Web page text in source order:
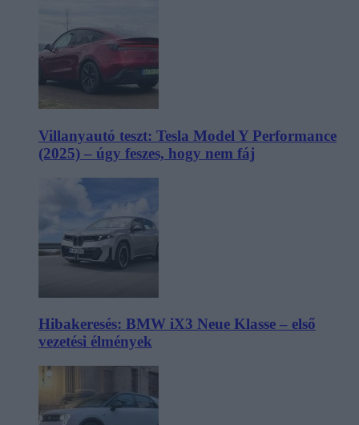
Villanyautó teszt: Tesla Model Y Performance
(2025) – úgy feszes, hogy nem fáj
Hibakeresés: BMW iX3 Neue Klasse – első
vezetési élmények